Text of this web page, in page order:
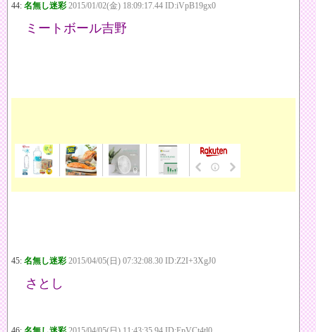
44: 名無し迷彩 2015/01/02(金) 18:09:17.44 ID:iVpB19gx0
ミートボール吉野
45: 名無し迷彩 2015/04/05(日) 07:32:08.30 ID:Z2I+3XgJ0
さとし